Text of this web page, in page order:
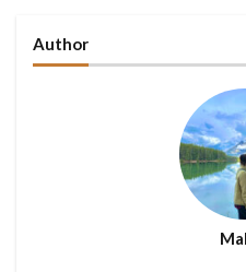
Author